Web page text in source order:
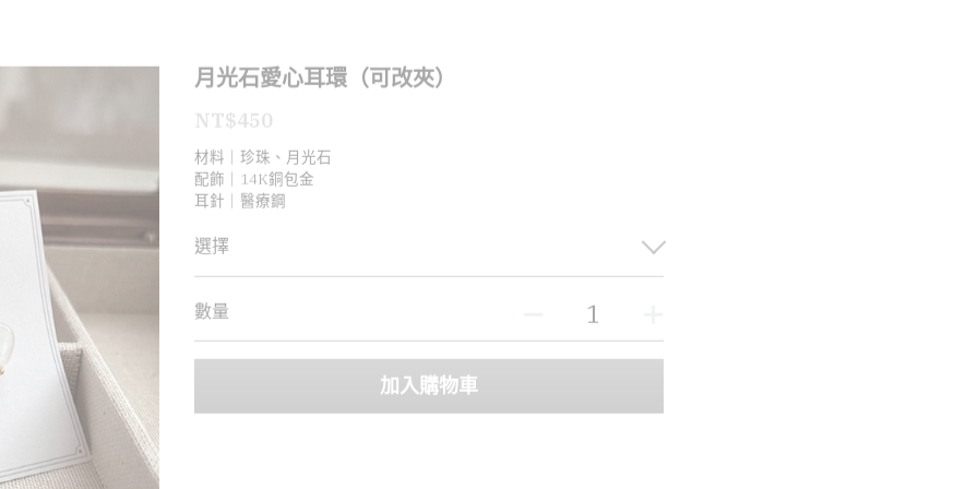
月光石愛心耳環（可改夾）
NT$450
配飾｜14K銅包金
耳針｜醫療鋼
選擇
數量
加入購物車